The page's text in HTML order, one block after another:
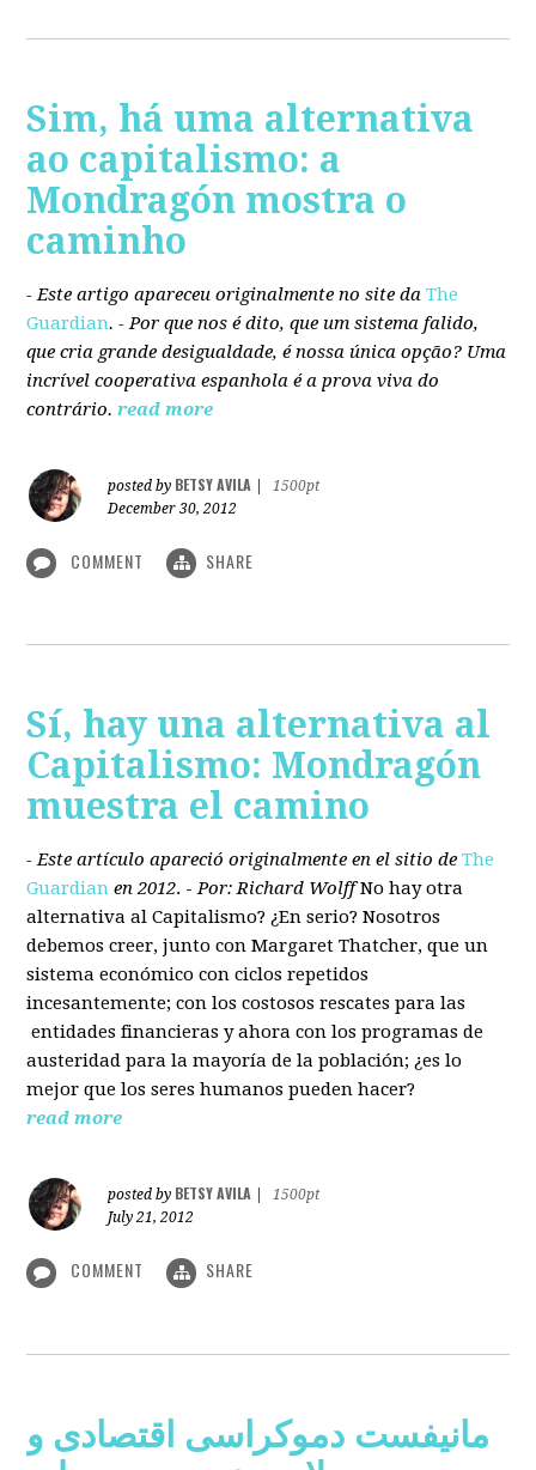
Sim, há uma alternativa
ao capitalismo: a
Mondragón mostra o
caminho
- Este artigo apareceu originalmente no site daThe
Guardian. - Por que nos é dito, que um sistema falido,
que cria grande desigualdade, é nossa única opção? Uma
incrível cooperativa espanhola é a prova viva do
contrário. read more
posted by BETSY AVILA
1500pt
December 30, 2012
COMMENT SHARE
Sí, hay una alternativa al
Capitalismo: Mondragón
muestra el camino
- Este artículo apareció originalmente en el sitio deThe
Guardian en 2012. - Por: Richard Wolff No hay otra
alternativa al Capitalismo? ¿En serio? Nosotros
debemos creer, junto con Margaret Thatcher, que un
sistema económico con ciclos repetidos
incesantemente; con los costosos rescates para las
entidades financieras y ahora con los programas de
austeridad para la mayoría de la población; ¿es lo
mejor que los seres humanos pueden hacer?
read more
posted by BETSY AVILA
1500pt
July 21, 2012
COMMENT SHARE
مانیفست دموکراسی اقتصادی و